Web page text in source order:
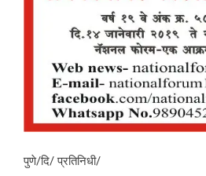
पुणे/दि/ प्रतिनिधी/